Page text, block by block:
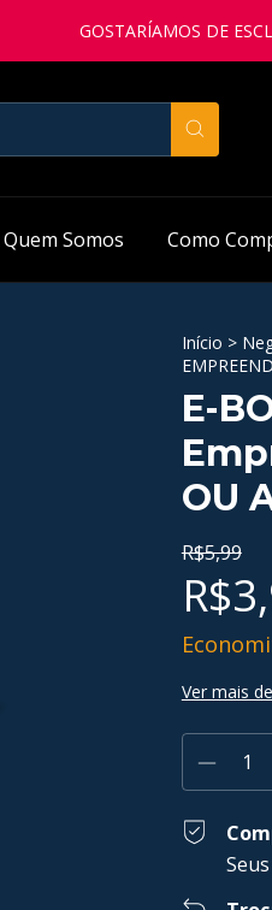
GOSTARÍAMOS DE
Quem Somos Como
Início >
E-
OU
R$5,99
Ver mais